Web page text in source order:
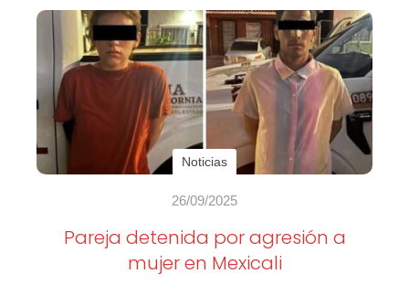
Noticias
26/09/2025
Pareja detenida por agresión a
mujer en Mexicali